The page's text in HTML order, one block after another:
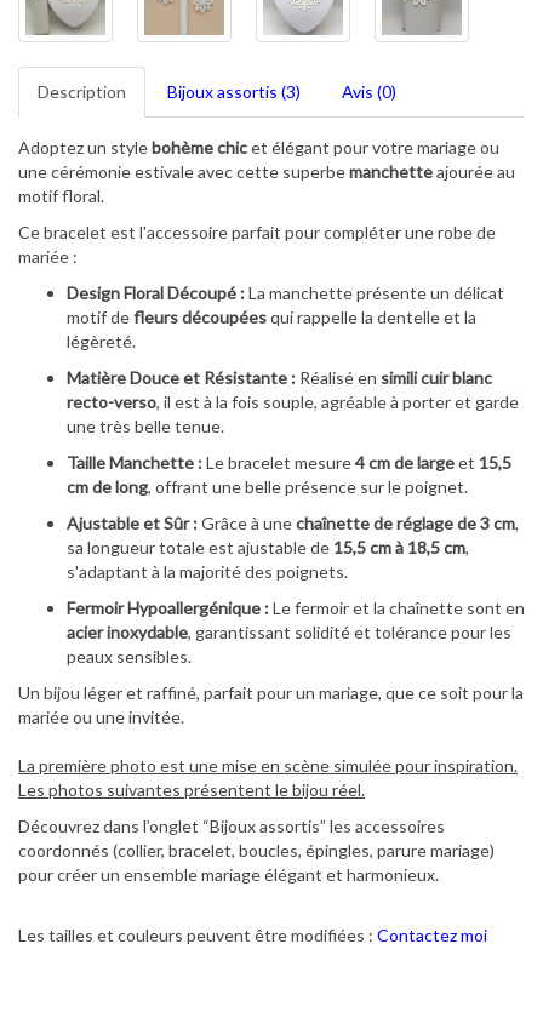
Description Bijoux assortis (3) Avis (0)
Adoptez un stylebohème chicet élégant pour votre mariage ou
une cérémonie estivale avec cette superbemanchetteajourée au
motif floral.
Ce bracelet est l'accessoire parfait pour compléter une robe de
mariée :
Design Floral Découpé :La manchette présente un délicat
motif defleurs découpéesqui rappelle la dentelle et la
légèreté.
Matière Douce et Résistante : Réalisé en simili cuir blanc
recto-verso, il est à la fois souple, agréable à porter et garde
une très belle tenue.
Taille Manchette :Le bracelet mesure4 cm de largeet 15,5
cm de long, offrant une belle présence sur le poignet.
Ajustable et Sûr :Grâce à unechaînette de réglage de 3 cm,
sa longueur totale est ajustable de 15,5 cm à 18,5 cm,
s'adaptant à la majorité des poignets.
Fermoir Hypoallergénique :Le fermoir et la chaînette sont en
acier inoxydable, garantissant solidité et tolérance pour les
peaux sensibles.
Un bijou léger et raffiné, parfait pour un mariage, que ce soit pour la
mariée ou une invitée.
La première photo est une mise en scène simulée pour inspiration.
Les photos suivantes présentent le bijou réel.
Découvrez dans l’onglet “Bijoux assortis” les accessoires
coordonnés (collier, bracelet, boucles, épingles, parure mariage)
pour créer un ensemble mariage élégant et harmonieux.
Les tailles et couleurs peuvent être modifiées : Contactez moi